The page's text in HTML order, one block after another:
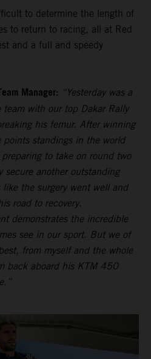
to determine the length of
to return to racing, all at Red
and a full and speedy
Manager: “Yesterday was a
team with our top Dakar Rally
his femur. After winning
points standings in the world
to take on round two
secure another outstanding
the surgery went well and
road to recovery.
demonstrates the incredible
see in our sport. But we of
from myself and the whole
back aboard his KTM 450